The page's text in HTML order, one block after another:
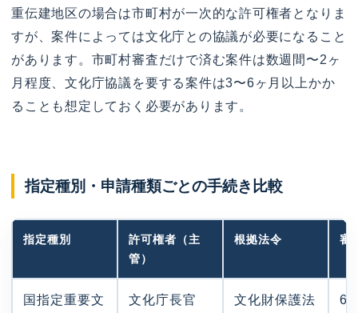
重伝建地区の場合は市町村が一次的な許可権者となりま
すが、案件によっては文化庁との協議が必要になること
があります。市町村審査だけで済む案件は数週間〜2ヶ
月程度、文化庁協議を要する案件は3〜6ヶ月以上かか
ることも想定しておく必要があります。
指定種別・申請種類ごとの手続き比較
指定種別
許可権者（主
管）
根拠法令 審
国指定重要文
文化庁長官
文化財保護法
6